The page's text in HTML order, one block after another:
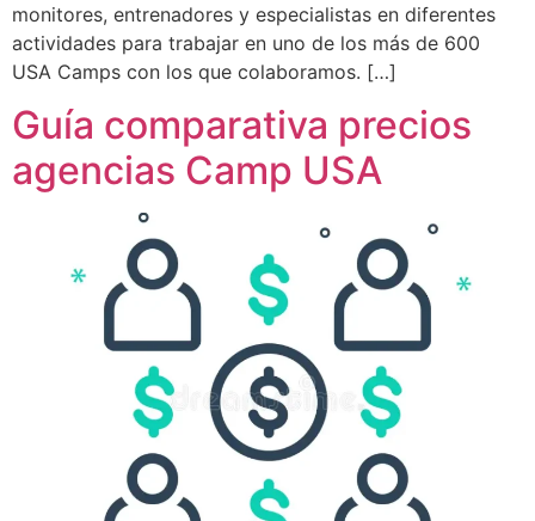
monitores, entrenadores y especialistas en diferentes
actividades para trabajar en uno de los más de 600
USA Camps con los que colaboramos. […]
Guía comparativa precios
agencias Camp USA